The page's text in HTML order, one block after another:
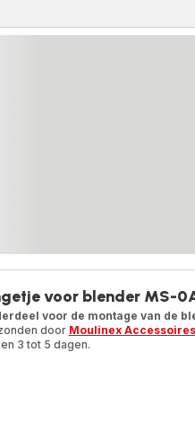
voor blender MS-
voor de montage van de
door Moulinex Accessoires
3 tot 5 dagen.